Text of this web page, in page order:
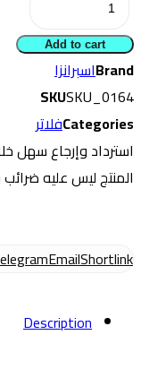
اسبرانزا
A516
2007
-
2013
(صينى
Add to cart
Brandاسبرانزا
SKUSKU_0164
Categoriesفلاتر
استرداد وإرجاع سهل خلال ۲۱
المنتج ليس عليه
EmailShortlink
Description